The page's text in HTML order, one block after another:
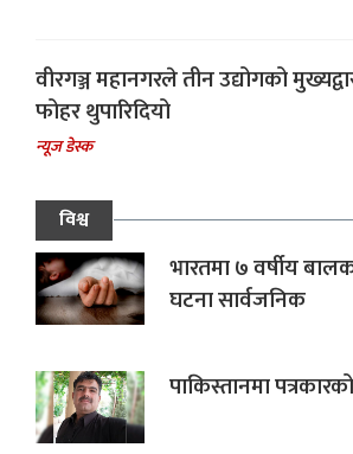
वीरगञ्ज महानगरले तीन उद्योगको
फोहर थुपारिदियो
न्यूज डेस्क
विश्व
भारतमा ७ वर्षीय
घटना सार्वजनिक
पाकिस्तानमा